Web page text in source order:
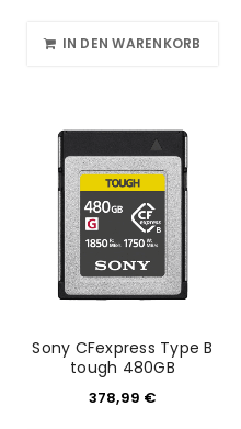
IN DEN WARENKORB
Sony CFexpress Type B
tough 480GB
378,99 €